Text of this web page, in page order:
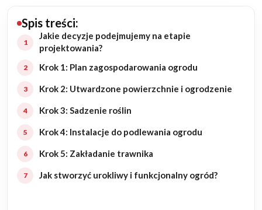
Budowa domu
Rezydencje
Remonty
Budynki biurowe
Spis treści:
Jakie decyzje podejmujemy na etapie
projektowania?
Krok 1: Plan zagospodarowania ogrodu
Krok 2: Utwardzone powierzchnie i ogrodzenie
Krok 3: Sadzenie roślin
Krok 4: Instalacje do podlewania ogrodu
Krok 5: Zakładanie trawnika
Jak stworzyć urokliwy i funkcjonalny ogród?